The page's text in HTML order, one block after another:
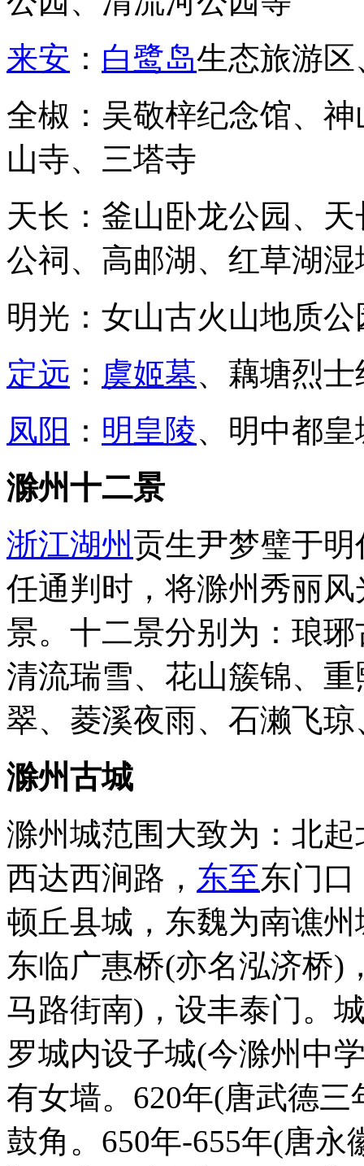
来安 ： 白鹭岛生态旅游
全椒：吴敬梓纪念馆、
山寺、三塔寺
天长：釜山卧龙公园、
公祠、高邮湖、红草湖湿
明光：女山古火山地质公
定远 ： 虞姬墓、藕塘烈
凤阳 ： 明皇陵、明中都
滁州十二景
浙江湖州 贡生尹梦璧于
任通判时，将滁州秀丽
景。十二景分别为：琅
清流瑞雪、花山簇锦、
翠、菱溪夜雨、石濑飞
滁州古城
滁州城范围大致为：北
西达西涧路， 东至东门
顿丘县城，东魏为南谯
东临广惠桥(亦名泓济桥)
马路街南)，设丰泰门。
罗城内设子城(今滁州中
有女墙。620年(唐武德
鼓角。650年-655年(唐